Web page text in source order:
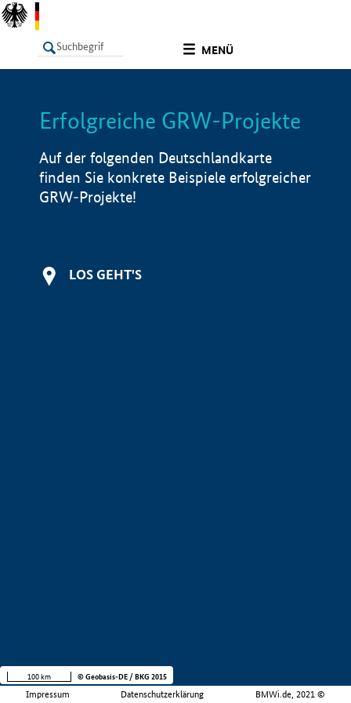
MENÜ
LISTE Info
Erfolgreiche GRW-Projekte
Auf der folgenden Deutschlandkarte
finden Sie konkrete Beispiele erfolgreicher
GRW-Projekte!
LOS GEHT'S
Impressum Datenschutzerklärung BMWi.de, 2021 ©
100 km © Geobasis-DE / BKG 2015